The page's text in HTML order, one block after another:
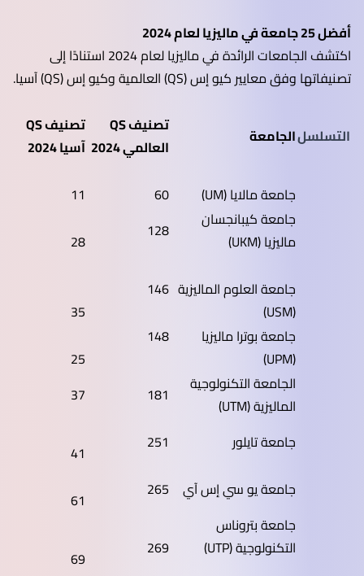
أفضل 25 جامعة في ماليزيا لعام 2024
اكتشف الجامعات الرائدة في ماليزيا لعام 2024 استنادًا إلى
تصنيفاتها وفق معايير كيو إس (QS) العالمية وكيو إس (QS) آسيا.
التسلسلالجامعة
تصنيف QS
العالمي 2024
تصنيف QS
آسيا 2024
جامعة مالايا (UM)
60
11
جامعة كيبانجسان
ماليزيا (UKM)
128
28
جامعة العلوم الماليزية
(USM)
146
35
جامعة بوترا ماليزيا
(UPM)
148
25
الجامعة التكنولوجية
الماليزية (UTM)
181
37
جامعة تايلور
251
41
جامعة يو سي إس آي 265
61
جامعة بتروناس
التكنولوجية (UTP)
269
69